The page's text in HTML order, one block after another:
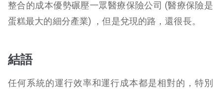
整合的成本優勢碾壓一眾醫療保險公司 (醫療保險是
蛋糕最大的細分產業) ，但是兌現的路，還很長。
結語
任何系統的運行效率和運行成本都是相對的，特別